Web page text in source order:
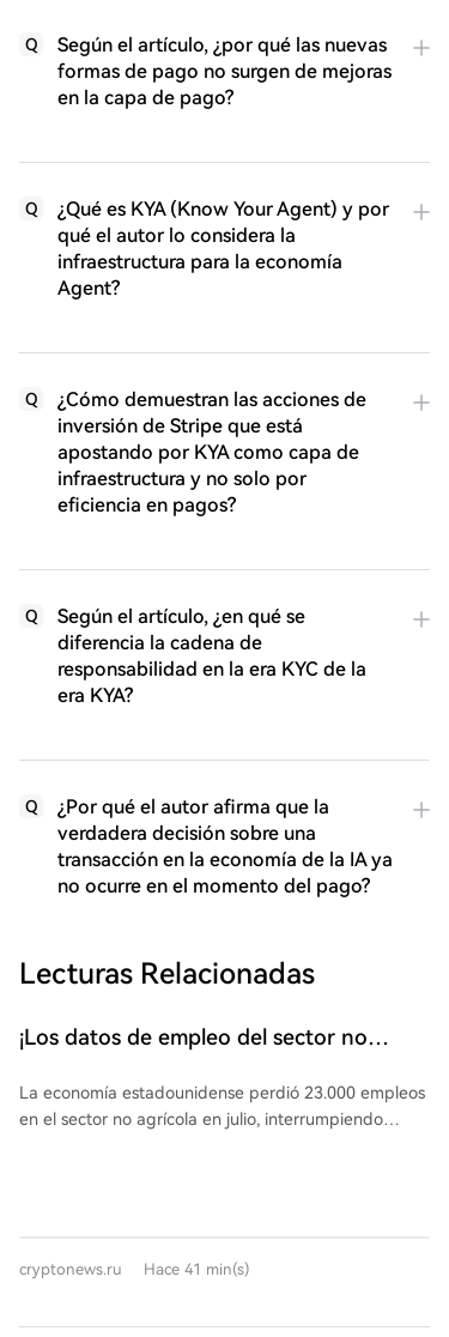
Q
Según el artículo, ¿por qué las nuevas
formas de pago no surgen de mejoras
en la capa de pago?
Q
¿Qué es KYA (Know Your Agent) y por
qué el autor lo considera la
infraestructura para la economía
Agent?
Q
¿Cómo demuestran las acciones de
inversión de Stripe que está
apostando por KYA como capa de
infraestructura y no solo por
eficiencia en pagos?
Q
Según el artículo, ¿en qué se
diferencia la cadena de
responsabilidad en la era KYC de la
era KYA?
Q
¿Por qué el autor afirma que la
verdadera decisión sobre una
transacción en la economía de la IA ya
no ocurre en el momento del pago?
Lecturas Relacionadas
¡Los datos de empleo del sector no
por la persona más cercana a la Reserva
Federal!
La economía estadounidense perdió 23.000 empleos
en el sector no agrícola en julio, interrumpiendo
de la Fed, destaca que interpretar estos datos será
del mercado laboral podría reducir la necesidad de
cryptonews.ru Hace 41 min(s)